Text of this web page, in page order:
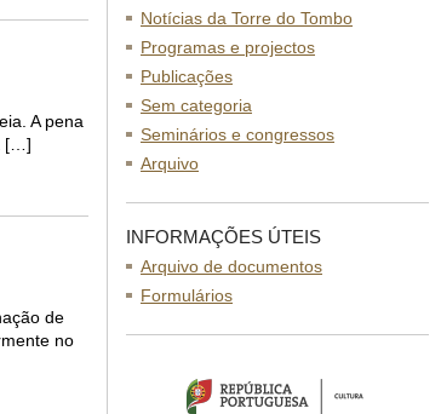
A pena
[…]
de
no
Notícias da Torre do Tombo
Programas e projectos
Publicações
Sem categoria
Seminários e congressos
Arquivo
INFORMAÇÕES ÚTEIS
Arquivo de documentos
Formulários